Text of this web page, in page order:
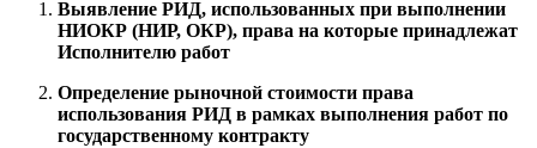
Выявление РИД, использованных при выполнении
НИОКР (НИР, ОКР), права на которые принадлежат
Исполнителю работ
Определение рыночной стоимости права
использования РИД в рамках выполнения работ по
государственному контракту